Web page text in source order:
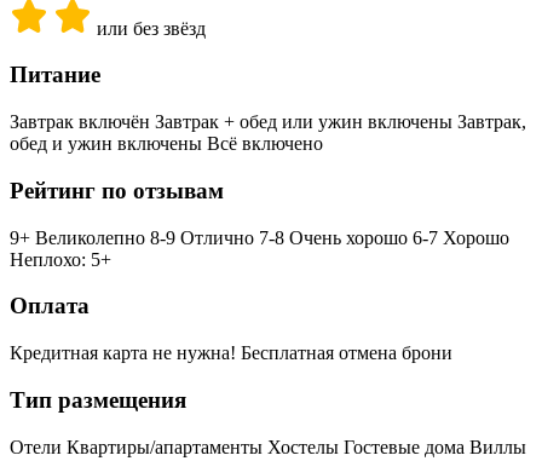
или без звёзд
Питание
Завтрак включён Завтрак + обед или ужин включены Завтрак,
обед и ужин включены Всё включено
Рейтинг по отзывам
9+ Великолепно 8-9 Отлично 7-8 Очень хорошо 6-7 Хорошо
Неплохо: 5+
Оплата
Кредитная карта не нужна! Бесплатная отмена брони
Тип размещения
Отели Квартиры/апартаменты Хостелы Гостевые дома Виллы